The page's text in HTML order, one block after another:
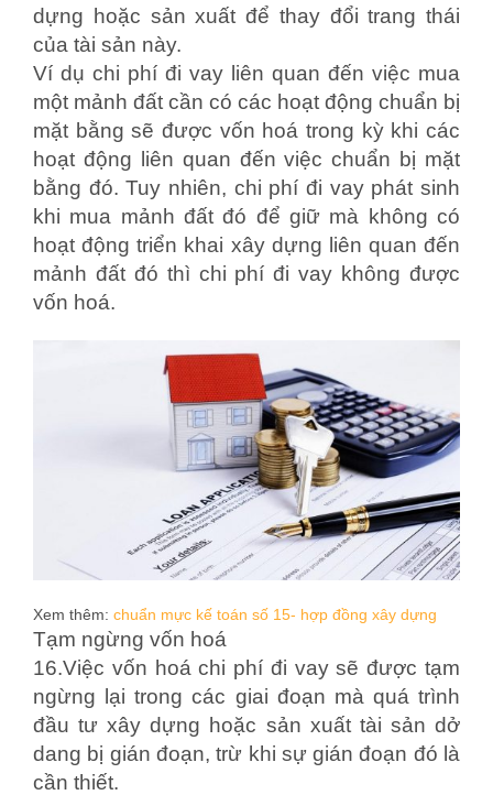
dựng hoặc sản xuất để thay đổi trang thái
của tài sản này.
Ví dụ chi phí đi vay liên quan đến việc mua
một mảnh đất cần có các hoạt động chuẩn bị
mặt bằng sẽ được vốn hoá trong kỳ khi các
hoạt động liên quan đến việc chuẩn bị mặt
bằng đó. Tuy nhiên, chi phí đi vay phát sinh
khi mua mảnh đất đó để giữ mà không có
hoạt động triển khai xây dựng liên quan đến
mảnh đất đó thì chi phí đi vay không được
vốn hoá.
Xem thêm: chuẩn mực kế toán số 15- hợp đồng xây dựng
Tạm ngừng vốn hoá
16.Việc vốn hoá chi phí đi vay sẽ được tạm
ngừng lại trong các giai đoạn mà quá trình
đầu tư xây dựng hoặc sản xuất tài sản dở
dang bị gián đoạn, trừ khi sự gián đoạn đó là
cần thiết.